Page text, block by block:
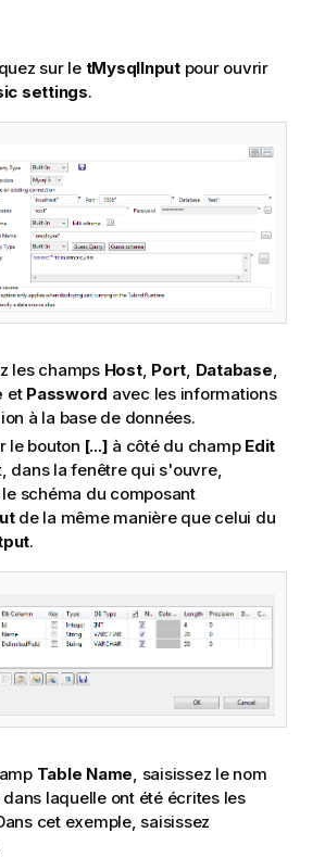
sur le tMysqlInputpour ouvrir
settings.
les champs Host, Port, Database,
et Password avec les informations
à la base de données.
le bouton [...] à côté du champ Edit
dans la fenêtre qui s'ouvre,
schéma du composant
de la même manière que celui du
.
Table Name, saisissez le nom
laquelle ont été écrites les
cet exemple, saisissez